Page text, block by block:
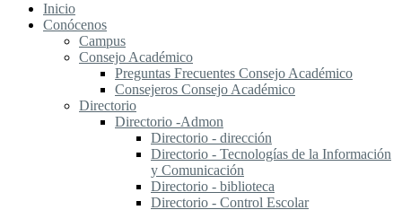
Inicio
Conócenos
Campus
Consejo Académico
Preguntas Frecuentes Consejo Académico
Consejeros Consejo Académico
Directorio
Directorio -Admon
Directorio - dirección
Directorio - Tecnologías de la Información
y Comunicación
Directorio - biblioteca
Directorio - Control Escolar